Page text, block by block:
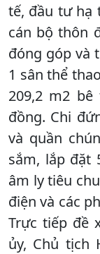
tế, đầu tư hạ
cán bộ thôn
đóng góp và
1 sân thể
209,2 m2
đồng. Chi
và quần
sắm, lắp đặt
âm ly tiêu
điện và các
Trực tiếp đề
ủy, Chủ tịch